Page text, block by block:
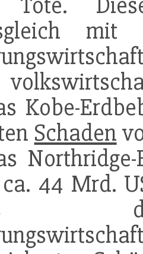
Tote.
Kobe-
Schaden
44 Mrd.